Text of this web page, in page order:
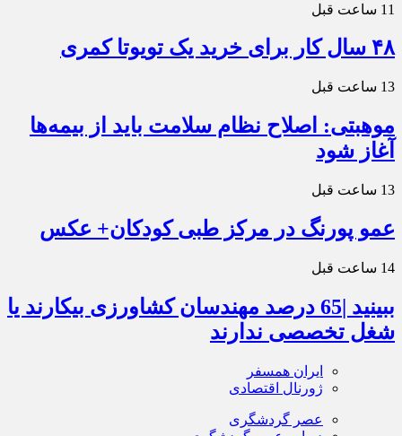
11 ساعت قبل
۴۸ سال کار برای خرید یک تویوتا کمری
13 ساعت قبل
موهبتی: اصلاح نظام سلامت باید از بیمه‌ها
آغاز شود
13 ساعت قبل
عمو پورنگ در مرکز طبی کودکان+ عکس
14 ساعت قبل
ببینید |65 درصد مهندسان کشاورزی بیکارند یا
شغل تخصصی ندارند
ایران همسفر
ژورنال اقتصادی
عصر گردشگری